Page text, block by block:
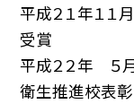
平成２１年１
受賞
平成２２年 ５
衛生推進校表彰